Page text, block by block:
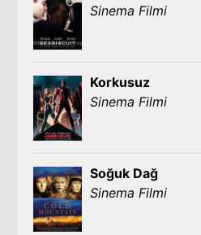
Sinema Filmi
Korkusuz
Sinema Filmi
Soğuk Dağ
Sinema Filmi